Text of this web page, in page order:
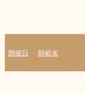
開催日 師範名